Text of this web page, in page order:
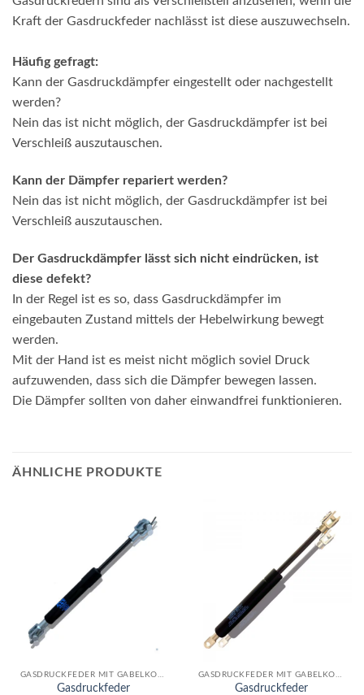
Kraft der Gasdruckfeder nachlässt ist diese auszuwechseln.
Häufig gefragt:
Kann der Gasdruckdämpfer eingestellt oder nachgestellt
werden?
Nein das ist nicht möglich, der Gasdruckdämpfer ist bei
Verschleiß auszutauschen.
Kann der Dämpfer repariert werden?
Nein das ist nicht möglich, der Gasdruckdämpfer ist bei
Verschleiß auszutauschen.
Der Gasdruckdämpfer lässt sich nicht eindrücken, ist
diese defekt?
In der Regel ist es so, dass Gasdruckdämpfer im
eingebauten Zustand mittels der Hebelwirkung bewegt
werden.
Mit der Hand ist es meist nicht möglich soviel Druck
aufzuwenden, dass sich die Dämpfer bewegen lassen.
Die Dämpfer sollten von daher einwandfrei funktionieren.
ÄHNLICHE PRODUKTE
GASDRUCKFEDER MIT GABELKOPF
Gasdruckfeder
GASDRUCKFEDER MIT GABELKOPF
Gasdruckfeder